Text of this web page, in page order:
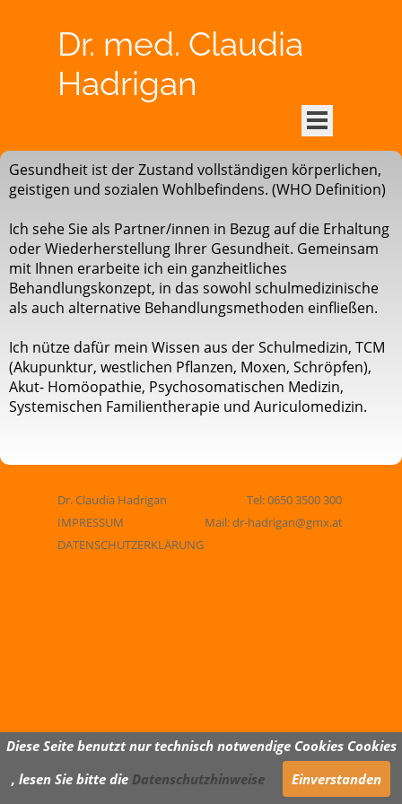
Dr. med. Claudia
Hadrigan
Gesundheit ist der Zustand vollständigen körperlichen,
geistigen und sozialen Wohlbefindens. (WHO Definition)
Ich sehe Sie als Partner/innen in Bezug auf die Erhaltung
oder Wiederherstellung Ihrer Gesundheit. Gemeinsam
mit Ihnen erarbeite ich ein ganzheitliches
Behandlungskonzept, in das sowohl schulmedizinische
als auch alternative Behandlungsmethoden einfließen.
Ich nütze dafür mein Wissen aus der Schulmedizin, TCM
(Akupunktur, westlichen Pflanzen, Moxen, Schröpfen),
Akut- Homöopathie, Psychosomatischen Medizin,
Systemischen Familientherapie und Auriculomedizin.
IMPRESSUM
Dr. Claudia Hadrigan
Mail: dr-hadrigan@gmx.at
Tel: 0650 3500 300
DATENSCHUTZERKLÄRUNG
Diese Seite benutzt nur technisch notwendige Cookies Cookies
, lesen Sie bitte die Datenschutzhinweise Einverstanden